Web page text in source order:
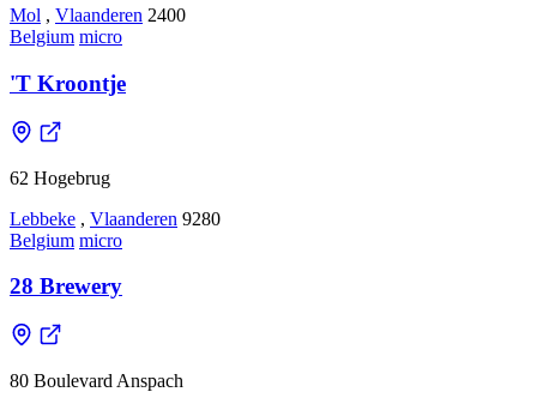
Mol , Vlaanderen 2400
Belgium micro
'T Kroontje
62 Hogebrug
Lebbeke , Vlaanderen 9280
Belgium micro
28 Brewery
80 Boulevard Anspach